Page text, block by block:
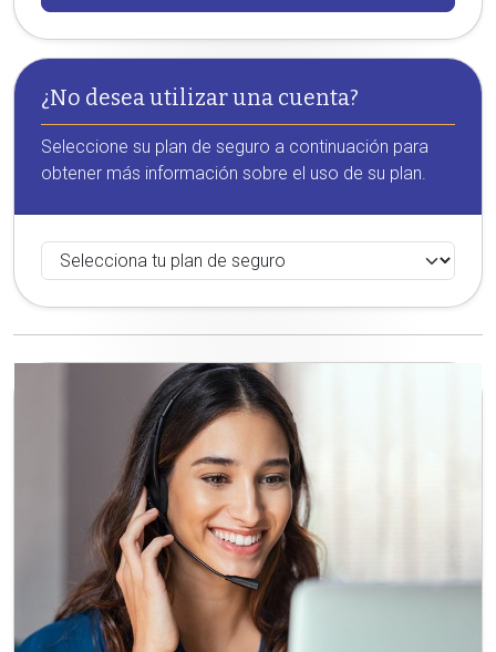
¿No desea utilizar una cuenta?
Seleccione su plan de seguro a continuación para
obtener más información sobre el uso de su plan.